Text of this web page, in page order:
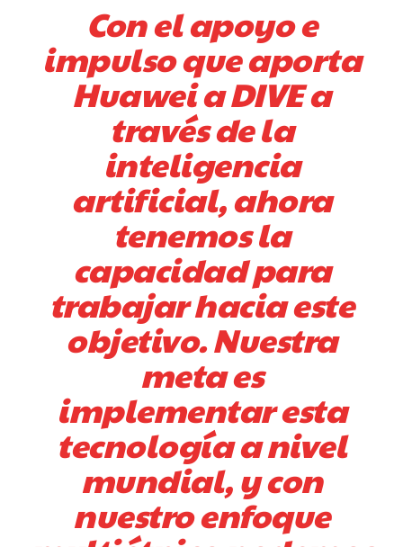
Con el apoyo e
impulso que aporta
Huawei a DIVE a
través de la
inteligencia
artificial, ahora
tenemos la
capacidad para
trabajar hacia este
objetivo. Nuestra
meta es
implementar esta
tecnología a nivel
mundial, y con
nuestro enfoque